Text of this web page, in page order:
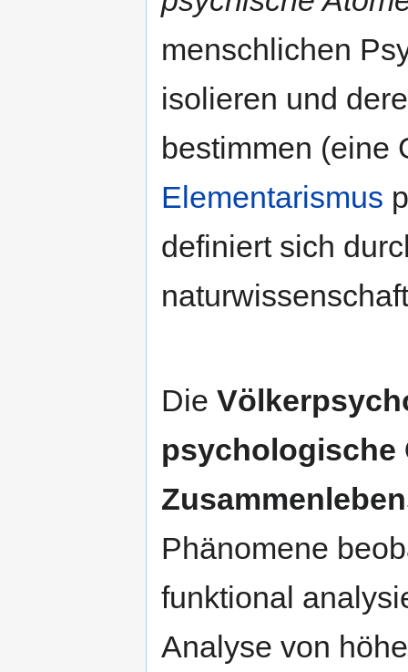
menschlichen
isolieren und
bestimmen (eine
Elementarismus
definiert sich
Die
psychologische
Phänomene
funktional
Analyse von